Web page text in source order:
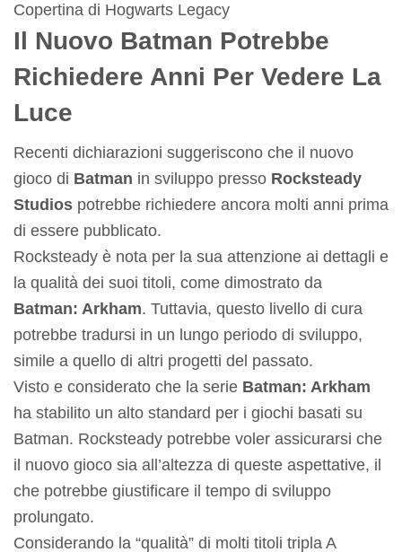
Copertina di Hogwarts Legacy
Il Nuovo Batman Potrebbe
Richiedere Anni Per Vedere La
Luce
Recenti dichiarazioni suggeriscono che il nuovo
gioco di Batman in sviluppo presso Rocksteady
Studios potrebbe richiedere ancora molti anni prima
di essere pubblicato.
Rocksteady è nota per la sua attenzione ai dettagli e
la qualità dei suoi titoli, come dimostrato da
Batman: Arkham. Tuttavia, questo livello di cura
potrebbe tradursi in un lungo periodo di sviluppo,
simile a quello di altri progetti del passato.
Visto e considerato che la serie Batman: Arkham
ha stabilito un alto standard per i giochi basati su
Batman. Rocksteady potrebbe voler assicurarsi che
il nuovo gioco sia all’altezza di queste aspettative, il
che potrebbe giustificare il tempo di sviluppo
prolungato.
Considerando la “qualità” di molti titoli tripla A